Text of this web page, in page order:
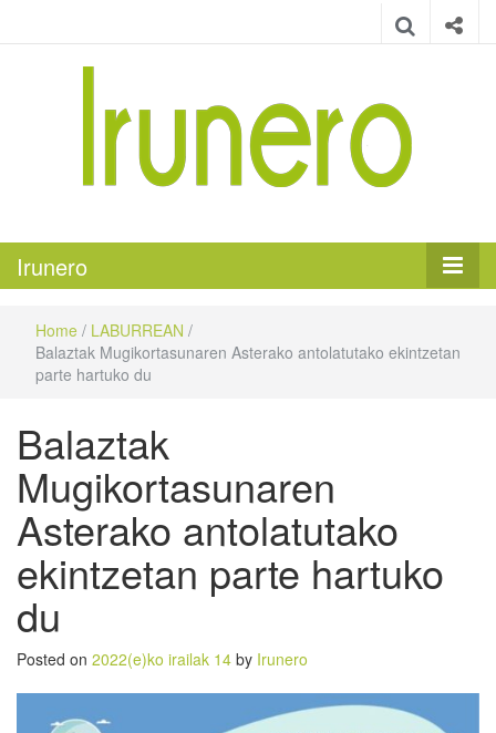
Irunero
Home / LABURREAN /
Balaztak Mugikortasunaren Asterako antolatutako ekintzetan
parte hartuko du
Balaztak
Mugikortasunaren
Asterako antolatutako
ekintzetan parte hartuko
du
Posted on 2022(e)ko irailak 14 by Irunero